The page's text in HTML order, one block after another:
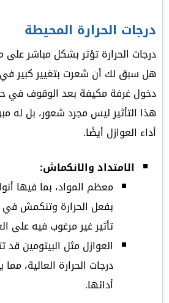
درجات الحرارة المحيطة
درجات الحرارة تؤثر بشكل مباشر على
هل سبق لك أن شعرت بتغيير كبير في
دخول غرفة مكيفة بعد الوقوف في
هذا التأثير ليس مجرد شعور، بل له
أداء العوازل أيضًا.
الامتداد والانكماش:
معظم المواد، بما فيها
بفعل الحرارة وتنكمش في
تأثير غير مرغوب فيه على
العوازل مثل البيتومين
درجات الحرارة العالية،
أدائها.